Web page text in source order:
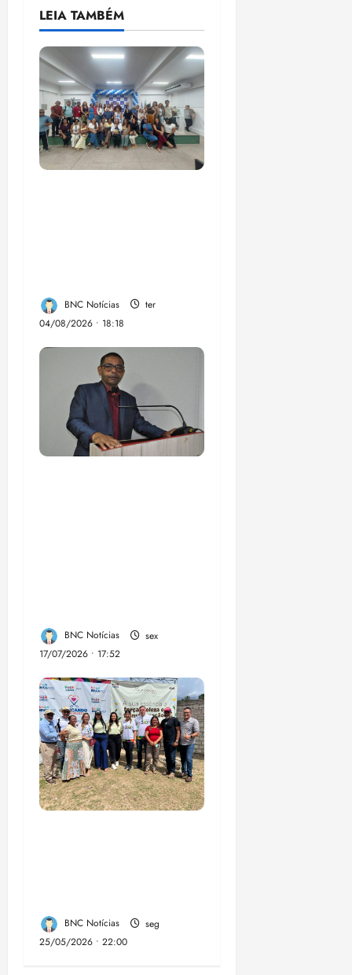
LEIA TAMBÉM
BNC Notícias
ter
04/08/2026 • 18:18
BNC Notícias
sex
17/07/2026 • 17:52
BNC Notícias
seg
25/05/2026 • 22:00